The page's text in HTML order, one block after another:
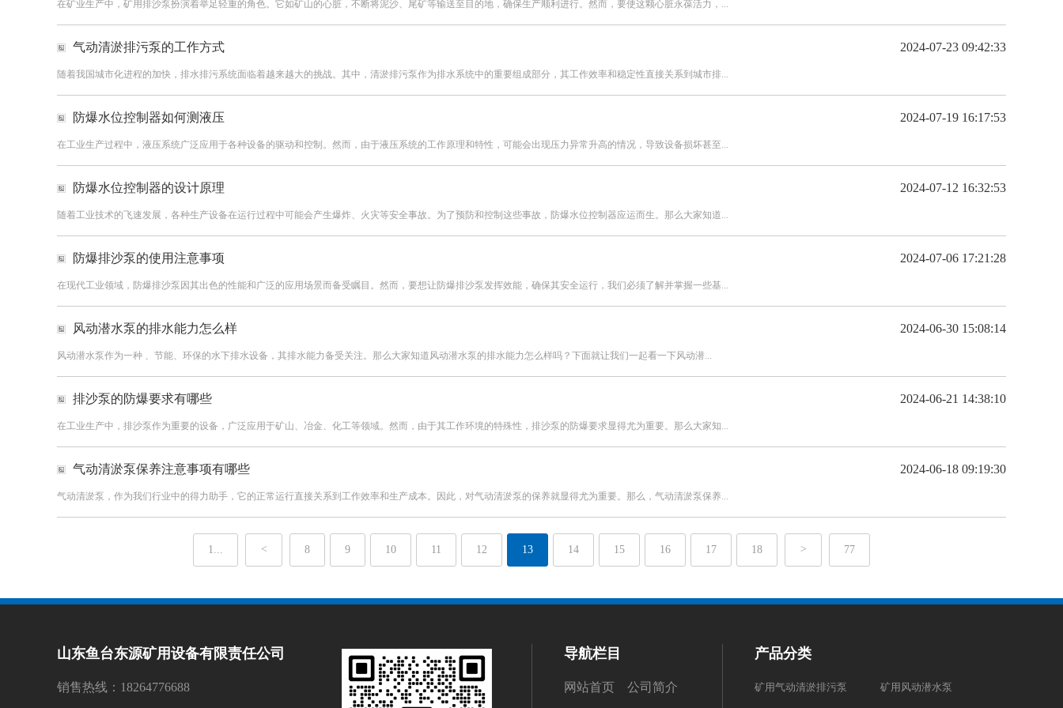
在矿业生产中，矿用排沙泵扮演着举足轻重的角色。它如矿山的心脏，不断将泥沙、尾矿等输送至目的地，确保生产顺利进行。然而，要使这颗心脏永葆活力，...
2024-07-23 09:42:33
气动清淤排污泵的工作方式
随着我国城市化进程的加快，排水排污系统面临着越来越大的挑战。其中，清淤排污泵作为排水系统中的重要组成部分，其工作效率和稳定性直接关系到城市排...
2024-07-19 16:17:53
防爆水位控制器如何测液压
在工业生产过程中，液压系统广泛应用于各种设备的驱动和控制。然而，由于液压系统的工作原理和特性，可能会出现压力异常升高的情况，导致设备损坏甚至...
2024-07-12 16:32:53
防爆水位控制器的设计原理
随着工业技术的飞速发展，各种生产设备在运行过程中可能会产生爆炸、火灾等安全事故。为了预防和控制这些事故，防爆水位控制器应运而生。那么大家知道...
2024-07-06 17:21:28
防爆排沙泵的使用注意事项
在现代工业领域，防爆排沙泵因其出色的性能和广泛的应用场景而备受瞩目。然而，要想让防爆排沙泵发挥效能，确保其安全运行，我们必须了解并掌握一些基...
2024-06-30 15:08:14
风动潜水泵的排水能力怎么样
风动潜水泵作为一种 、节能、环保的水下排水设备，其排水能力备受关注。那么大家知道风动潜水泵的排水能力怎么样吗？下面就让我们一起看一下风动潜...
2024-06-21 14:38:10
排沙泵的防爆要求有哪些
在工业生产中，排沙泵作为重要的设备，广泛应用于矿山、冶金、化工等领域。然而，由于其工作环境的特殊性，排沙泵的防爆要求显得尤为重要。那么大家知...
2024-06-18 09:19:30
气动清淤泵保养注意事项有哪些
气动清淤泵，作为我们行业中的得力助手，它的正常运行直接关系到工作效率和生产成本。因此，对气动清淤泵的保养就显得尤为重要。那么，气动清淤泵保养...
1... < 8 9 10 11 12 13 14 15 16 17 18 > 77
山东鱼台东源矿用设备有限责任公司
销售热线：18264776688
导航栏目
网站首页 公司简介
产品分类
矿用气动清淤排污泵 矿用风动潜水泵